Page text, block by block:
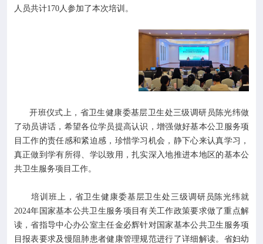


人员共计170人参加了本次培训。
开班仪式上，省卫生健康委基层卫生处三级调研员陈光纬做
了动员讲话，希望各位学员提高认识，增强做好基本公卫服务项
目工作的责任感和紧迫感，珍惜学习机会，静下心来认真学习，
真正做到学有所得、学以致用，扎实深入地推进本地区的基本公
共卫生服务项目工作。
培训班上，省卫生健康委基层卫生处三级调研员陈光纬就
2024年国家基本公共卫生服务项目有关工作政策要求做了重点解
读，省指导中心办公室主任金必辉针对国家基本公共卫生服务项
目报表要求及慢阻肺患者健康管理规范进行了详细解读。省妇幼